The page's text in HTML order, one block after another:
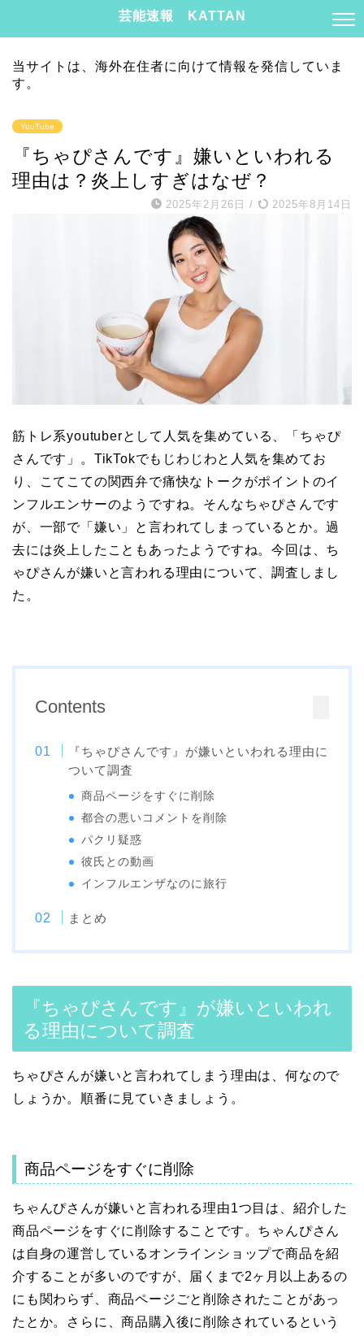
芸能速報 KATTAN
当サイトは、海外在住者に向けて情報を発信していま
す。
YouTube
『ちゃぴさんです』嫌いといわれる
理由は？炎上しすぎはなぜ？
2025年2月26日 / 2025年8月14日
筋トレ系youtuberとして人気を集めている、「ちゃぴ
さんです」。TikTokでもじわじわと人気を集めてお
り、こてこての関西弁で痛快なトークがポイントのイ
ンフルエンサーのようですね。そんなちゃぴさんです
が、一部で「嫌い」と言われてしまっているとか。過
去には炎上したこともあったようですね。今回は、ち
ゃぴさんが嫌いと言われる理由について、調査しまし
た。
Contents
『ちゃぴさんです』が嫌いといわれる理由に
ついて調査
商品ページをすぐに削除
都合の悪いコメントを削除
パクリ疑惑
彼氏との動画
インフルエンザなのに旅行
まとめ
『ちゃぴさんです』が嫌いといわれ
る理由について調査
ちゃぴさんが嫌いと言われてしまう理由は、何なので
しょうか。順番に見ていきましょう。
商品ページをすぐに削除
ちゃんぴさんが嫌いと言われる理由1つ目は、紹介した
商品ページをすぐに削除することです。ちゃんぴさん
は自身の運営しているオンラインショップで商品を紹
介することが多いのですが、届くまで2ヶ月以上あるの
にも関わらず、商品ページごと削除されたことがあっ
たとか。さらに、商品購入後に削除されているという